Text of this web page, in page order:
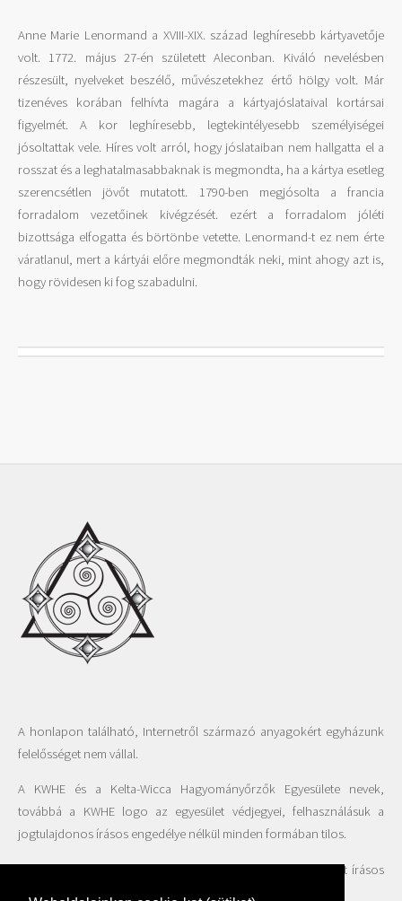
Anne Marie Lenormand a XVIII-XIX. század leghíresebb kártyavetője
volt. 1772. május 27-én született Aleconban. Kiváló nevelésben
részesült, nyelveket beszélő, művészetekhez értő hölgy volt. Már
tizenéves korában felhívta magára a kártyajóslataival kortársai
figyelmét. A kor leghíresebb, legtekintélyesebb személyiségei
jósoltattak vele. Híres volt arról, hogy jóslataiban nem hallgatta el a
rosszat és a leghatalmasabbaknak is megmondta, ha a kártya esetleg
szerencsétlen jövőt mutatott. 1790-ben megjósolta a francia
forradalom vezetőinek kivégzését. ezért a forradalom jóléti
bizottsága elfogatta és börtönbe vetette. Lenormand-t ez nem érte
váratlanul, mert a kártyái előre megmondták neki, mint ahogy azt is,
hogy rövidesen ki fog szabadulni.
A honlapon található, Internetről származó anyagokért egyházunk
felelősséget nem vállal.
A KWHE és a Kelta-Wicca Hagyományőrzők Egyesülete nevek,
továbbá a KWHE logo az egyesület védjegyei, felhasználásuk a
jogtulajdonos írásos engedélye nélkül minden formában tilos.
A honlapon található fotók felhasználása csak az Egyesület írásos